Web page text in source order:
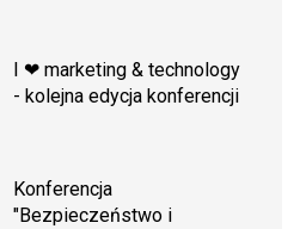
I ❤ marketing & technology
- kolejna edycja konferencji
Konferencja
"Bezpieczeństwo i